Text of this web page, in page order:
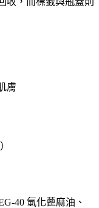
膚
40 氫化蓖麻油、